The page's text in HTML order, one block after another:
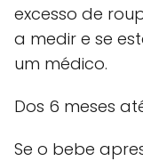
excesso de
a medir e se
um médico.
Dos 6 meses
Se o bebe